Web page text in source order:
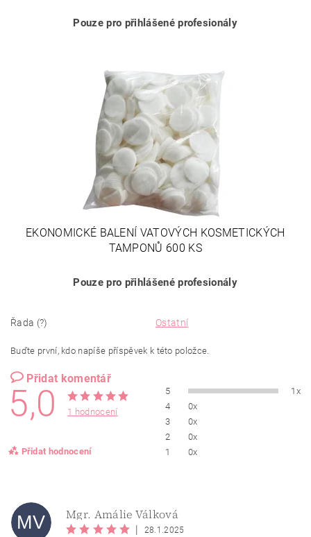
Pouze pro přihlášené profesionály
EKONOMICKÉ BALENÍ VATOVÝCH KOSMETICKÝCH
TAMPONŮ 600 KS
Pouze pro přihlášené profesionály
Řada (?) Ostatní
Buďte první, kdo napíše příspěvek k této položce.
Přidat komentář
5,0 1 hodnocení
Přidat hodnocení
5
1x
4
0x
3
0x
2
0x
1
0x
MV Mgr. Amálie Válková
| 28.1.2025